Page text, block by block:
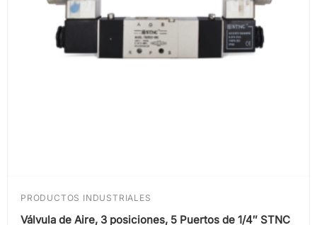
PRODUCTOS INDUSTRIALES
Válvula de Aire, 3 posiciones, 5 Puertos de 1/4″ STNC